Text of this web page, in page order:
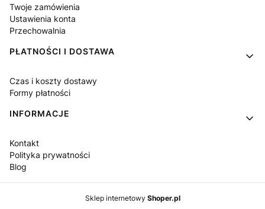
Twoje zamówienia
Ustawienia konta
Przechowalnia
PŁATNOŚCI I DOSTAWA
Czas i koszty dostawy
Formy płatności
INFORMACJE
Kontakt
Polityka prywatności
Blog
Sklep internetowy Shoper.pl